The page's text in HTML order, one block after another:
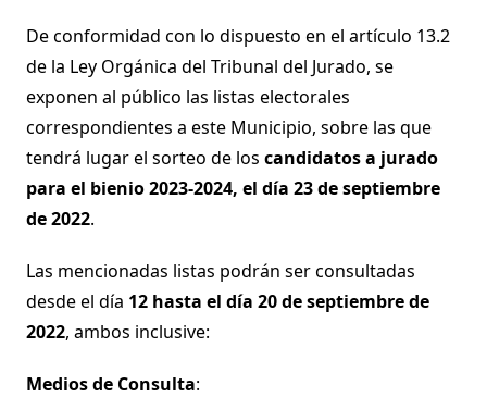
De conformidad con lo dispuesto en el artículo 13.2
de la Ley Orgánica del Tribunal del Jurado, se
exponen al público las listas electorales
correspondientes a este Municipio, sobre las que
tendrá lugar el sorteo de los candidatos a jurado
para el bienio 2023-2024, el día 23 de septiembre
de 2022.
Las mencionadas listas podrán ser consultadas
desde el día 12 hasta el día 20 de septiembre de
2022, ambos inclusive:
Medios de Consulta: